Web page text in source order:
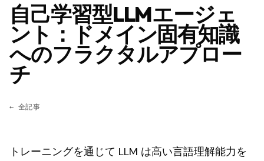
自己学習型LLMエージェ
ント：ドメイン固有知識
へのフラクタルアプロー
チ
← 全記事
トレーニングを通じて LLM は高い言語理解能力を